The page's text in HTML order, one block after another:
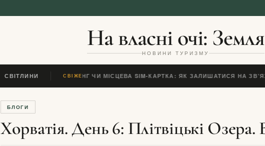
На власні очі: Земля
НОВИНИ ТУРИЗМУ
СВІТЛИНИ СВІЖЕ
◆ESIM, РОУМІНГ ЧИ МІСЦЕВА SIM-КАРТКА: ЯК ЗАЛИШАТИСЯ НА
БЛОГИ
Хорватія. День 6: Плітвіцькі